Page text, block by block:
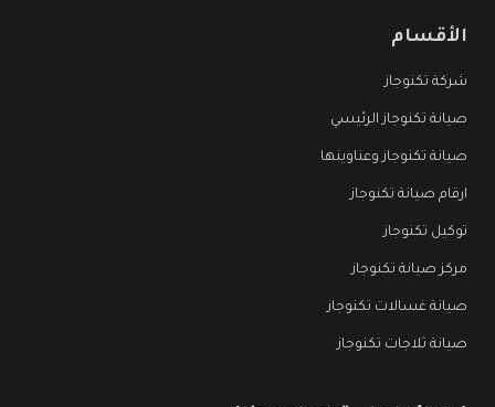
الأقسام
شركة تكنوجاز
صيانة تكنوجاز الرئيسي
صيانة تكنوجاز وعناوينها
ارقام صيانة تكنوجاز
توكيل تكنوجاز
مركز صيانة تكنوجاز
صيانة غسالات تكنوجاز
صيانة ثلاجات تكنوجاز